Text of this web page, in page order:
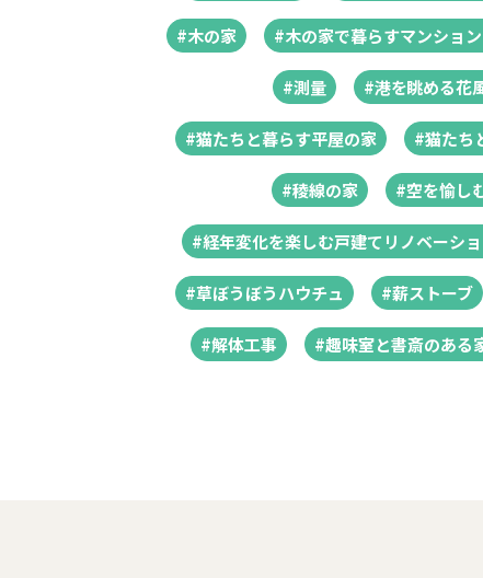
#木の家 #木の家で暮らすマンショ
#測量 #港を眺める花
#猫たちと暮らす平屋の家 #猫たち
#稜線の家 #空を愉し
#経年変化を楽しむ戸建てリノベーシ
#草ぼうぼうハウチュ #薪ストーブ
#解体工事 #趣味室と書斎のある